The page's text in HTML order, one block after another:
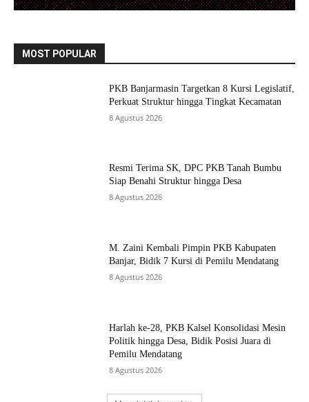
MOST POPULAR
PKB Banjarmasin Targetkan 8 Kursi Legislatif,
Perkuat Struktur hingga Tingkat Kecamatan
8 Agustus 2026
Resmi Terima SK, DPC PKB Tanah Bumbu
Siap Benahi Struktur hingga Desa
8 Agustus 2026
M. Zaini Kembali Pimpin PKB Kabupaten
Banjar, Bidik 7 Kursi di Pemilu Mendatang
8 Agustus 2026
Harlah ke-28, PKB Kalsel Konsolidasi Mesin
Politik hingga Desa, Bidik Posisi Juara di
Pemilu Mendatang
8 Agustus 2026